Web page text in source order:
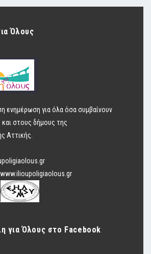
Όλους
ενημέρωση για όλα όσα συμβαίνουν
στους δήμους της
Αττικής.
για Όλους στο Facebook